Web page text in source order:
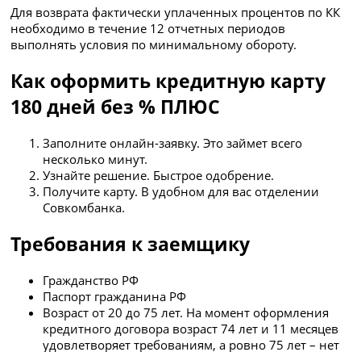
Для возврата фактически уплаченных процентов по КК
необходимо в течение 12 отчетных периодов
выполнять условия по минимальному обороту.
Как оформить кредитную карту
180 дней без % ПЛЮС
Заполните онлайн-заявку. Это займет всего
несколько минут.
Узнайте решение. Быстрое одобрение.
Получите карту. В удобном для вас отделении
Совкомбанка.
Требования к заемщику
Гражданство РФ
Паспорт гражданина РФ
Возраст от 20 до 75 лет. На момент оформления
кредитного договора возраст 74 лет и 11 месяцев
удовлетворяет требованиям, а ровно 75 лет – нет